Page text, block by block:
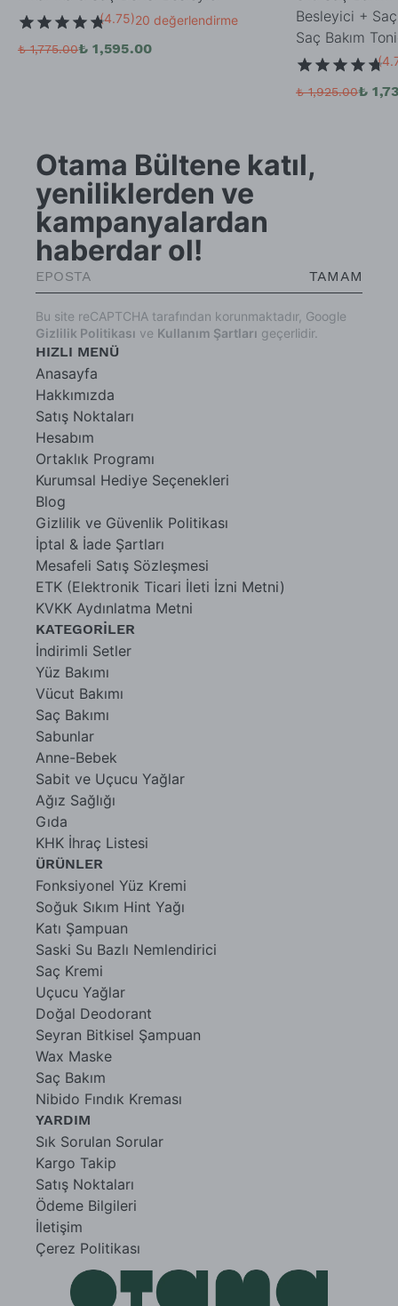
(4.75)20 değerlendirme
₺ 1,775.00₺ 1,595.00
Besleyici +
Saç Bakım
(
₺ 1,925.00₺
HIZLI MENÜ
Anasayfa
Hakkımızda
Satış Noktaları
Hesabım
Ortaklık Programı
Kurumsal Hediye Seçenekleri
Blog
Gizlilik ve Güvenlik Politikası
İptal & İade Şartları
Mesafeli Satış Sözleşmesi
ETK (Elektronik Ticari İleti İzni Metni)
KVKK Aydınlatma Metni
KATEGORİLER
İndirimli Setler
Yüz Bakımı
Vücut Bakımı
Saç Bakımı
Sabunlar
Anne-Bebek
Sabit ve Uçucu Yağlar
Ağız Sağlığı
Gıda
KHK İhraç Listesi
ÜRÜNLER
Fonksiyonel Yüz Kremi
Soğuk Sıkım Hint Yağı
Katı Şampuan
Saski Su Bazlı Nemlendirici
Saç Kremi
Uçucu Yağlar
Doğal Deodorant
Seyran Bitkisel Şampuan
Wax Maske
Saç Bakım
Nibido Fındık Kreması
YARDIM
Sık Sorulan Sorular
Kargo Takip
Satış Noktaları
Ödeme Bilgileri
İletişim
Çerez Politikası
Otama Bültene katıl,
yeniliklerden ve
kampanyalardan
haberdar ol!
TAMAM
Bu site reCAPTCHA tarafından korunmaktadır, Google
Gizlilik Politikası ve Kullanım Şartları geçerlidir.